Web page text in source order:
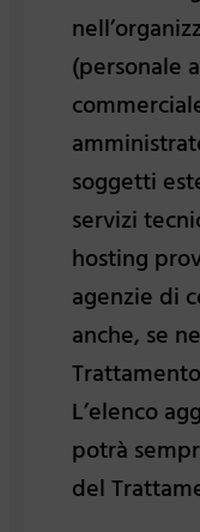
(personale
soggetti
servizi
hosting
agenzie di
anche, se
L’elenco
potrà
del